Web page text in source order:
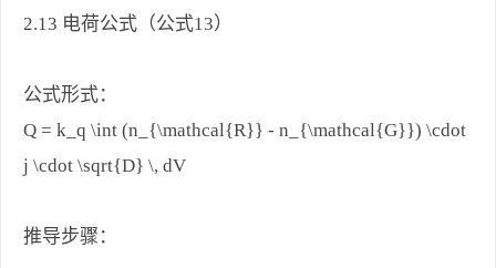
2.13 电荷公式（公式13）
公式形式：
Q = k_q \int (n_{\mathcal{R}} - n_{\mathcal{G}}) \cdot
j \cdot \sqrt{D} \, dV
推导步骤：